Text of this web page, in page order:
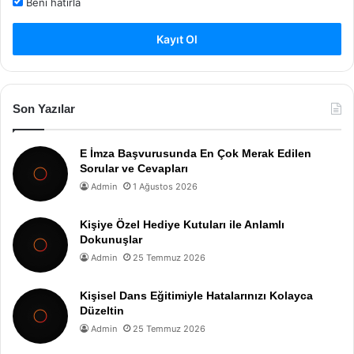
Kayıt Ol
Son Yazılar
E İmza Başvurusunda En Çok Merak Edilen
Sorular ve Cevapları
Admin 1 Ağustos 2026
Kişiye Özel Hediye Kutuları ile Anlamlı
Dokunuşlar
Admin 25 Temmuz 2026
Kişisel Dans Eğitimiyle Hatalarınızı Kolayca
Düzeltin
Admin 25 Temmuz 2026